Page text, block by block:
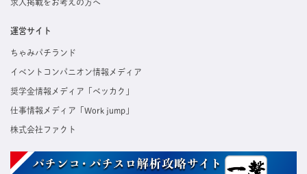
求人掲載をお考えの方へ
運営サイト
ちゃみパチランド
イベントコンパニオン情報メディア
奨学金情報メディア「ベッカク」
仕事情報メディア「Work jump」
株式会社ファクト